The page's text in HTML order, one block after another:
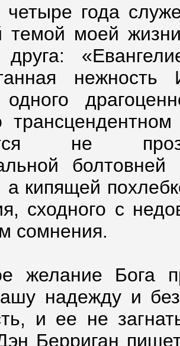
четыре года
темой моей
не
кипящей
сходного с
сомнения.
желание Бога
надежду и
и ее не
Берриган